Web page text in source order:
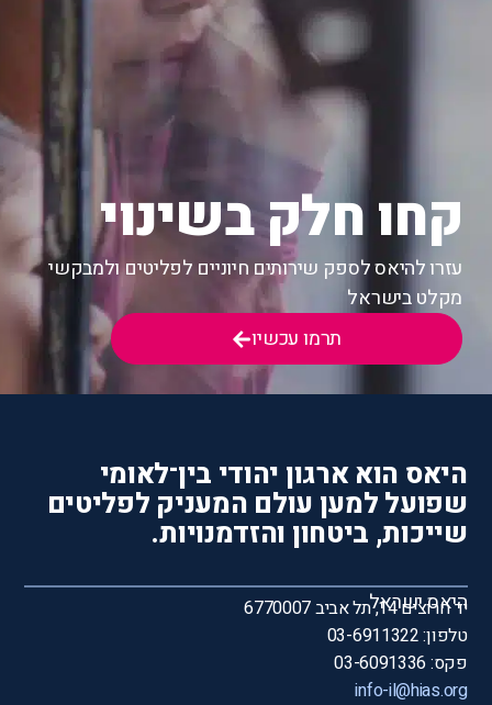
קחו חלק בשינוי
עזרו להיאס לספק שירותים חיוניים לפליטים ולמבקשי
מקלט בישראל
תרמו עכשיו
היאס הוא ארגון יהודי בין־לאומי
שפועל למען עולם המעניק לפליטים
שייכות, ביטחון והזדמנויות.
היאס ישראל
יד חרוצים 14, תל אביב 6770007
טלפון: 03-6911322
פקס: 03-6091336
info-il@hias.org